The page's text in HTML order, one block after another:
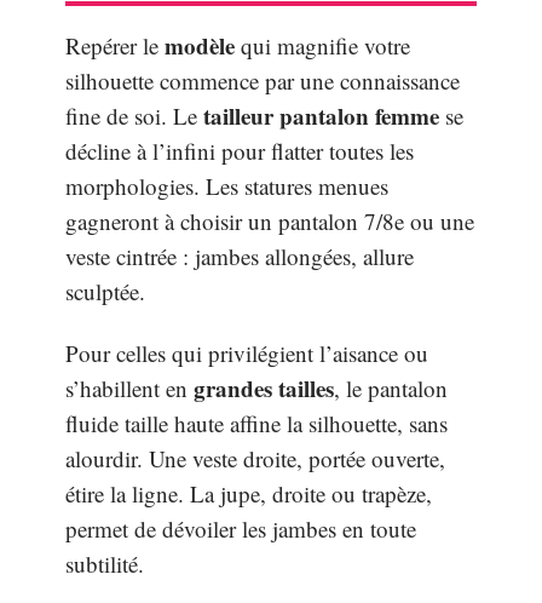
Repérer le modèle qui magnifie votre
silhouette commence par une connaissance
fine de soi. Le tailleur pantalon femme se
décline à l’infini pour flatter toutes les
morphologies. Les statures menues
gagneront à choisir un pantalon 7/8e ou une
veste cintrée : jambes allongées, allure
sculptée.
Pour celles qui privilégient l’aisance ou
s’habillent en grandes tailles, le pantalon
fluide taille haute affine la silhouette, sans
alourdir. Une veste droite, portée ouverte,
étire la ligne. La jupe, droite ou trapèze,
permet de dévoiler les jambes en toute
subtilité.